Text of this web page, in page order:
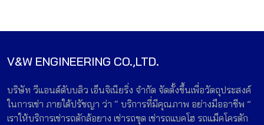
V&W ENGINEERING CO.,LTD.
บริษัท วีแอนด์ดับบลิว เอ็นจิเนียริ่ง จำกัด จัดตั้งขึ้นเพื่อวัตถุประสงค์
ในการเช่า ภายใต้ปรัชญา ว่า “ บริการที่มีคุณภาพ อย่างมืออาชีพ ”
เราให้บริการเช่ารถตักล้อยาง เช่ารถขุด เช่ารถแบคโฮ รถแม็คโครตัก